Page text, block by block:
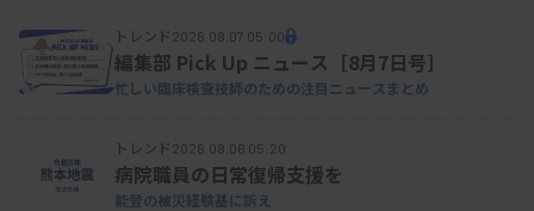
トレンド 2026.08.07 05:00
編集部 Pick Up ニュース［8月7日号］
忙しい臨床検査技師のための注目ニュースまとめ
トレンド 2026.08.06 05:20
病院職員の日常復帰支援を
能登の被災経験基に訴え